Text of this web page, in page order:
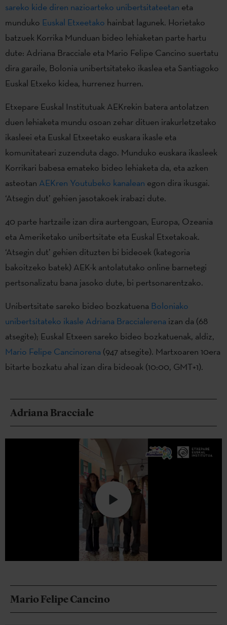
sareko kide diren nazioarteko unibertsitateetan eta
munduko Euskal Etxeetako hainbat lagunek. Horietako
batzuek Korrika Munduan bideo lehiaketan parte hartu
dute: Adriana Bracciale eta Mario Felipe Cancino suertatu
dira garaile, Bolonia unibertsitateko ikaslea eta Santiagoko
Euskal Etxeko kidea, hurrenez hurren.
Etxepare Euskal Institutuak AEKrekin batera antolatzen
duen lehiaketa mundu osoan zehar dituen irakurletzetako
ikasleei eta Euskal Etxeetako euskara ikasle eta
komunitateari zuzenduta dago. Munduko euskara ikasleek
Korrikari babesa emateko bideo lehiaketa da, eta azken
asteotan AEKren Youtubeko kanalean egon dira ikusgai.
‘Atsegin dut’ gehien jasotakoek irabazi dute.
40 parte hartzaile izan dira aurtengoan, Europa, Ozeania
eta Ameriketako unibertsitate eta Euskal Etxetakoak.
‘Atsegin dut’ gehien dituzten bi bideoek (kategoria
bakoitzeko batek) AEK-k antolatutako online barnetegi
pertsonalizatu bana jasoko dute, bi pertsonarentzako.
Unibertsitate sareko bideo bozkatuena Boloniako
unibertsitateko ikasle Adriana Braccialerena izan da (68
atsegite); Euskal Etxeen sareko bideo bozkatuenak, aldiz,
Mario Felipe Cancinorena (947 atsegite). Martxoaren 10era
bitarte bozkatu ahal izan dira bideoak (10:00, GMT+1).
Adriana Bracciale
Mario Felipe Cancino